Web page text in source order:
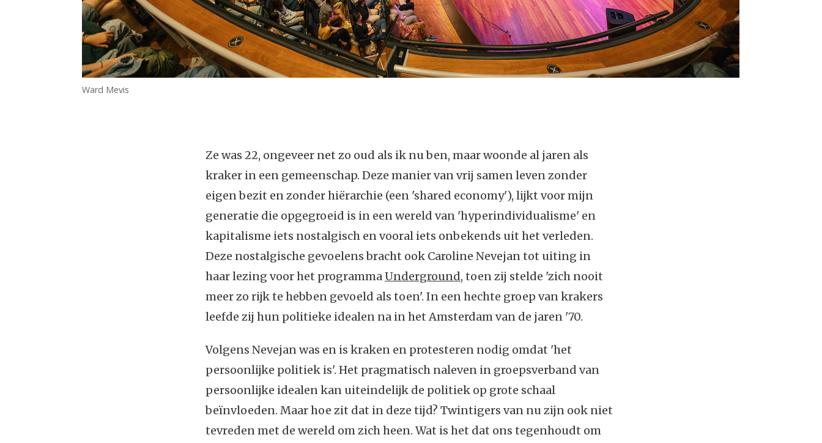
Ward Mevis
Ze was 22, ongeveer net zo oud als ik nu ben, maar woonde al jaren als
kraker in een gemeenschap. Deze manier van vrij samen leven zonder
eigen bezit en zonder hiërarchie (een 'shared economy'), lijkt voor mijn
generatie die opgegroeid is in een wereld van 'hyperindividualisme' en
kapitalisme iets nostalgisch en vooral iets onbekends uit het verleden.
Deze nostalgische gevoelens bracht ook Caroline Nevejan tot uiting in
haar lezing voor het programma Underground, toen zij stelde 'zich nooit
meer zo rijk te hebben gevoeld als toen'. In een hechte groep van krakers
leefde zij hun politieke idealen na in het Amsterdam van de jaren '70.
Volgens Nevejan was en is kraken en protesteren nodig omdat 'het
persoonlijke politiek is'. Het pragmatisch naleven in groepsverband van
persoonlijke idealen kan uiteindelijk de politiek op grote schaal
beïnvloeden. Maar hoe zit dat in deze tijd? Twintigers van nu zijn ook niet
tevreden met de wereld om zich heen. Wat is het dat ons tegenhoudt om